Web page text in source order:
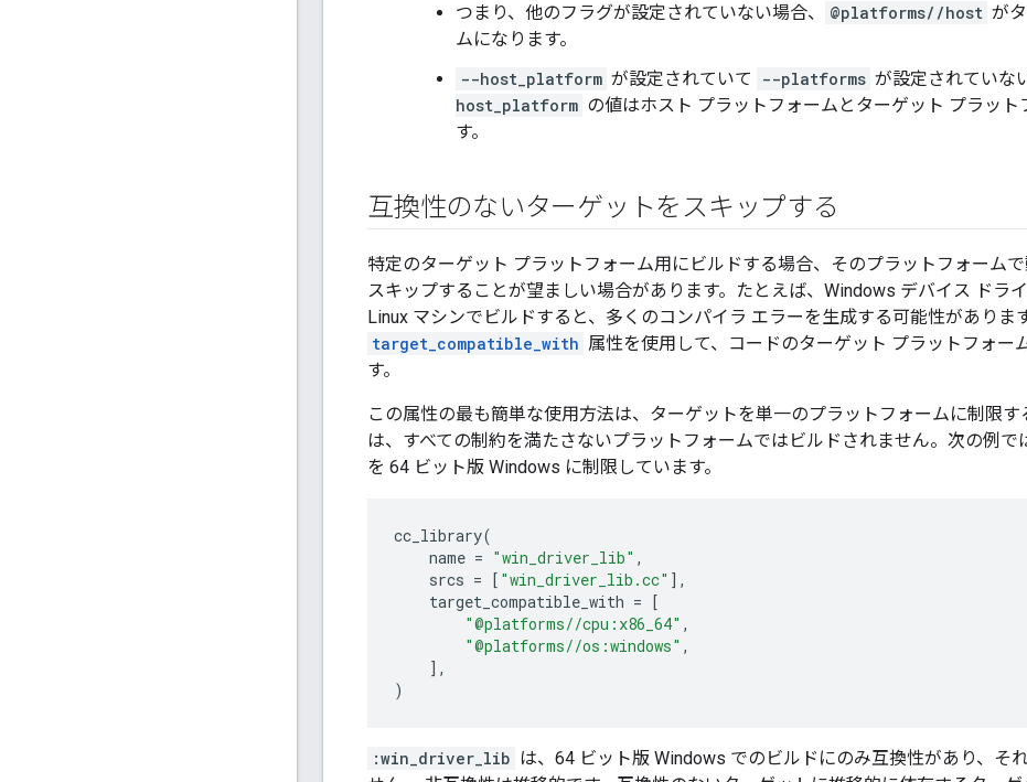
つまり、他のフラグが設定されていない場合、
@platforms//host が
ムになります。
--host_platform が設定されていて --platforms が設定されていな
host_platform の値はホスト プラットフォームとターゲット プラット
す。
互換性のないターゲットをスキップする
特定のターゲット プラットフォーム用にビルドする場合、そのプラットフォーム
スキップすることが望ましい場合があります。たとえば、Windows デバイス ドライ
Linux マシンでビルドすると、多くのコンパイラ エラーを生成する可能性があります
target_compatible_with 属性を使用して、コードのターゲット プラットフォー
す。
この属性の最も簡単な使用方法は、ターゲットを単一のプラットフォームに制限す
は、すべての制約を満たさないプラットフォームではビルドされません。次の例で
を 64 ビット版 Windows に制限しています。
cc_library(
name = "win_driver_lib" ,
srcs = [ "win_driver_lib.cc" ],
target_compatible_with = [
"@platforms//cpu:x86_64" ,
"@platforms//os:windows" ,
],
)
:win_driver_lib は、64 ビット版 Windows でのビルドにのみ互換性があり、そ